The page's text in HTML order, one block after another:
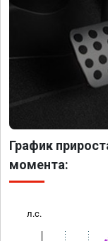
График
момента:
л.с.